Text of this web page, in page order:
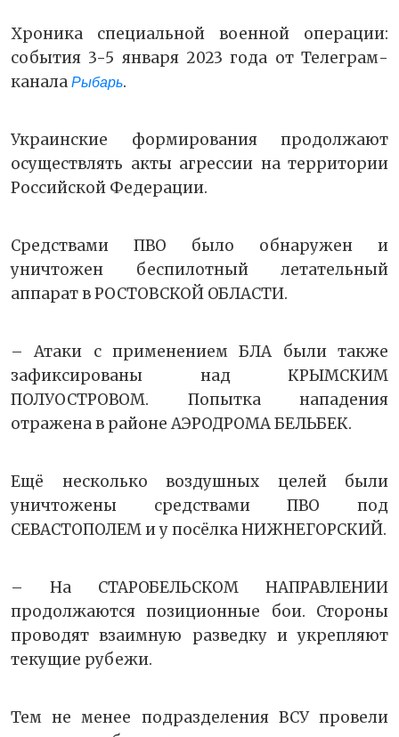
Хроника специальной военной операции:
события 3-5 января 2023 года от Телеграм-
канала Рыбарь.
Украинские формирования продолжают
осуществлять акты агрессии на территории
Российской Федерации.
Средствами ПВО было обнаружен и
уничтожен беспилотный летательный
аппарат в РОСТОВСКОЙ ОБЛАСТИ.
– Атаки с применением БЛА были также
зафиксированы над КРЫМСКИМ
ПОЛУОСТРОВОМ. Попытка нападения
отражена в районе АЭРОДРОМА БЕЛЬБЕК.
Ещё несколько воздушных целей были
уничтожены средствами ПВО под
СЕВАСТОПОЛЕМ и у посёлка НИЖНЕГОРСКИЙ.
– На СТАРОБЕЛЬСКОМ НАПРАВЛЕНИИ
продолжаются позиционные бои. Стороны
проводят взаимную разведку и укрепляют
текущие рубежи.
Тем не менее подразделения ВСУ провели